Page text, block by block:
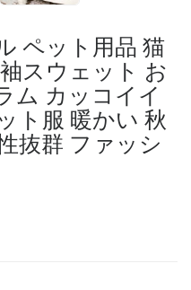
ペット用品 猫
スウェット お
ム カッコイイ
ト服 暖かい 秋
抜群 ファッシ